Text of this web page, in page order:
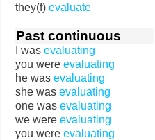
they(f) evaluate
Past continuous
I was evaluating
you were evaluating
he was evaluating
she was evaluating
one was evaluating
we were evaluating
you were evaluating